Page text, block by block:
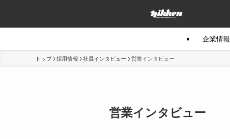
企業情報
トップ 採用情報 社員インタビュー 営業インタビュー
営業インタビュー